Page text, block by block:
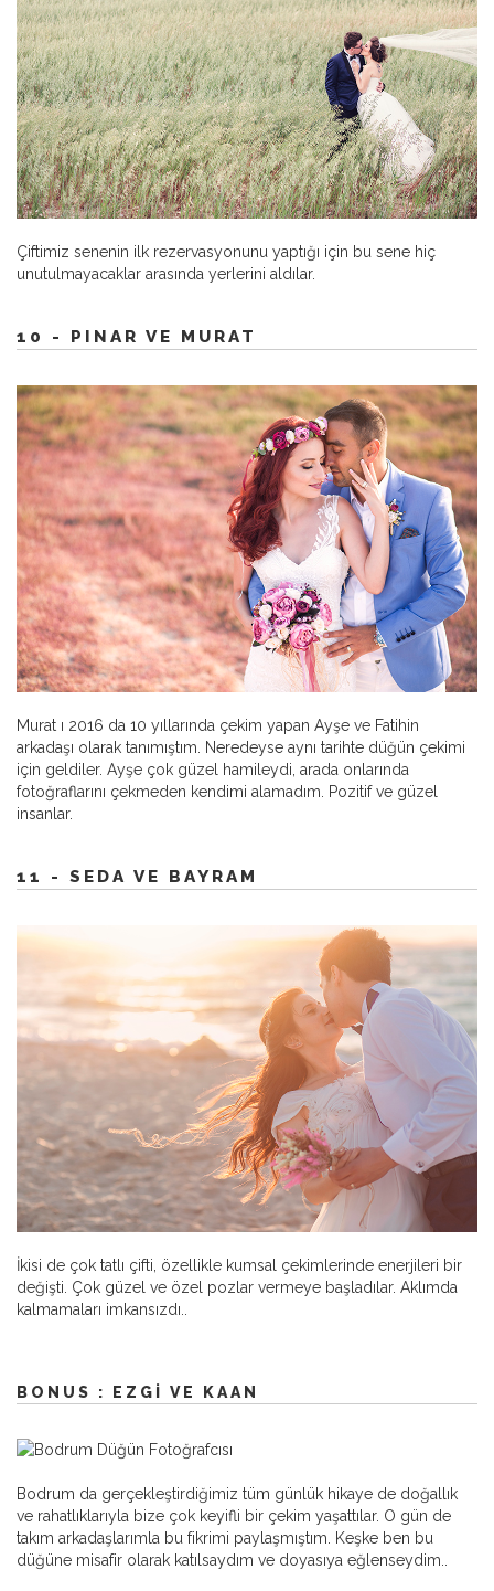
Çiftimiz senenin ilk rezervasyonunu yaptığı için bu sene hiç
unutulmayacaklar arasında yerlerini aldılar.
10 - PINAR VE MURAT
Murat ı 2016 da 10 yıllarında çekim yapan Ayşe ve Fatihin
arkadaşı olarak tanımıştım. Neredeyse aynı tarihte düğün çekimi
için geldiler. Ayşe çok güzel hamileydi, arada onlarında
fotoğraflarını çekmeden kendimi alamadım. Pozitif ve güzel
insanlar.
11 - SEDA VE BAYRAM
İkisi de çok tatlı çifti, özellikle kumsal çekimlerinde enerjileri bir
değişti. Çok güzel ve özel pozlar vermeye başladılar. Aklımda
kalmamaları imkansızdı..
BONUS : EZGI VE KAAN
Bodrum da gerçekleştirdiğimiz tüm günlük hikaye de doğallık
ve rahatlıklarıyla bize çok keyifli bir çekim yaşattılar. O gün de
takım arkadaşlarımla bu fikrimi paylaşmıştım. Keşke ben bu
düğüne misafir olarak katılsaydım ve doyasıya eğlenseydim..